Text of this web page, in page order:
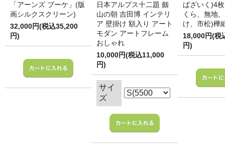
「アーンズ ブーケ」(版
画シルクスクリーン)
32,000円(税込35,200
円)
日本アルプス十二題 劔
山の朝 吉田博 インテリ
ア 壁掛け 額入り アート
モダン アートフレーム
おしゃれ
10,000円(税込11,000
円)
サイ
ズ
ばざいく)4
くら、無地
け、市松)樺
18,000円(税
円)